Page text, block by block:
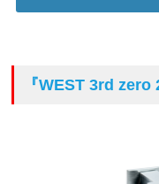
『WEST 3rd zero